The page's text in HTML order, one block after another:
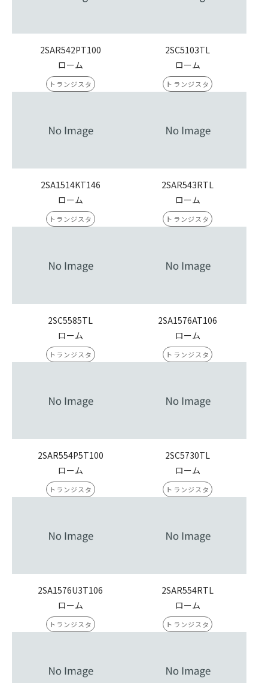
2SAR542PT100
ローム
トランジスタ
2SC5103TL
ローム
トランジスタ
2SA1514KT146
ローム
トランジスタ
2SAR543RTL
ローム
トランジスタ
2SC5585TL
ローム
トランジスタ
2SA1576AT106
ローム
トランジスタ
2SAR554P5T100
ローム
トランジスタ
2SC5730TL
ローム
トランジスタ
2SA1576U3T106
ローム
トランジスタ
2SAR554RTL
ローム
トランジスタ